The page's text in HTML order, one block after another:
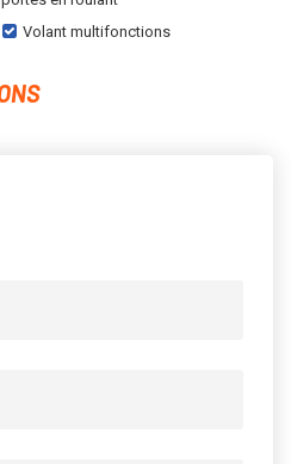
Volant multifonctions